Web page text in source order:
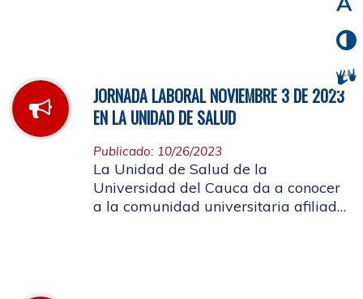
JORNADA LABORAL NOVIEMBRE 3 DE 2023
EN LA UNIDAD DE SALUD
Publicado: 10/26/2023
La Unidad de Salud de la
Universidad del Cauca da a conocer
a la comunidad universitaria afiliada,